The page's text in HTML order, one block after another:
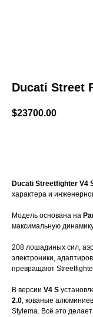
Ducati Street
$23700.00
Ducati Streetfighter V4
характера и
Модель основана на
максимальную
208 лошадиных сил,
электроники,
превращают
В версии V4 S
2.0, кованые
Stylema. Всё это